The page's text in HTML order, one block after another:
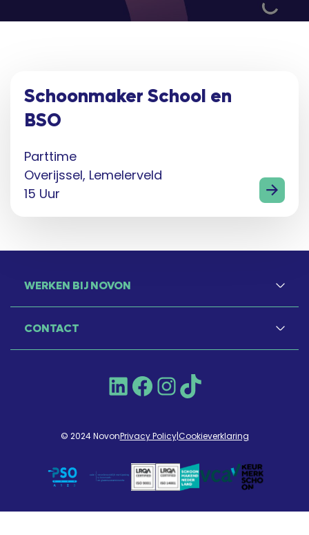
Schoonmaker School en
BSO
Parttime
Overijssel, Lemelerveld
15 Uur
WERKEN BIJ NOVON
CONTACT
LinkedInFacebookInstagram
TikTok
© 2024 NovonPrivacy Policy|Cookieverklaring